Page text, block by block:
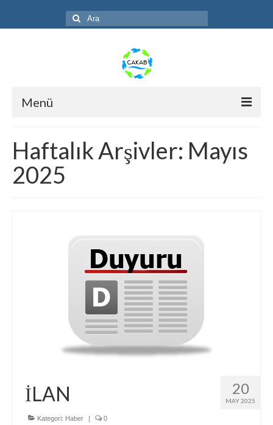
Şunu
ara:
Menü
ÇAKAB
Faaliyetler
Haftalık Arşivler: Mayıs
2025
20
MAY 2025
İLAN
Kategori: Haber | 0